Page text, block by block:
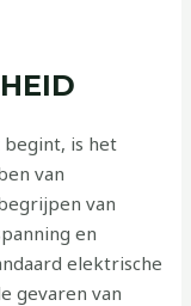
is het
van
van
en
elektrische
gevaren van